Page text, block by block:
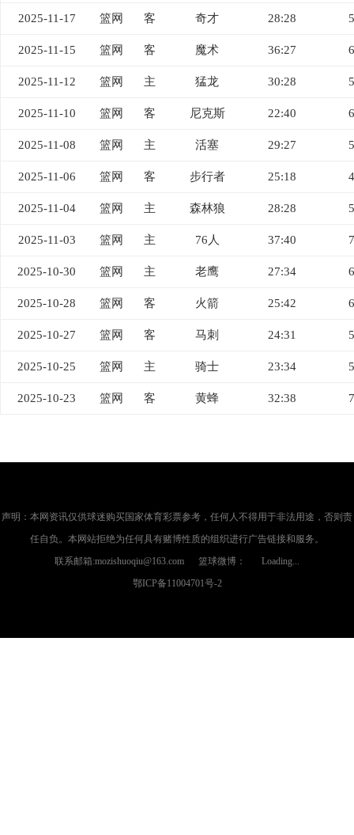
2025-11-17 篮网 客 奇才 28:28
2025-11-15 篮网 客 魔术 36:27
2025-11-12 篮网 主 猛龙 30:28
2025-11-10 篮网 客 尼克斯 22:40
2025-11-08 篮网 主 活塞 29:27
2025-11-06 篮网 客 步行者 25:18
2025-11-04 篮网 主 森林狼 28:28
2025-11-03 篮网 主 76人 37:40
2025-10-30 篮网 主 老鹰 27:34
2025-10-28 篮网 客 火箭 25:42
2025-10-27 篮网 客 马刺 24:31
2025-10-25 篮网 主 骑士 23:34
2025-10-23 篮网 客 黄蜂 32:38
声明：本网资讯仅供球迷购买国家体育彩票参考，任何人不得用于非法用途，否则责
任自负。本网站拒绝为任何具有赌博性质的组织进行广告链接和服务。
联系邮箱:mozishuoqiu@163.com 篮球微博：
Loading...
鄂ICP备11004701号-2